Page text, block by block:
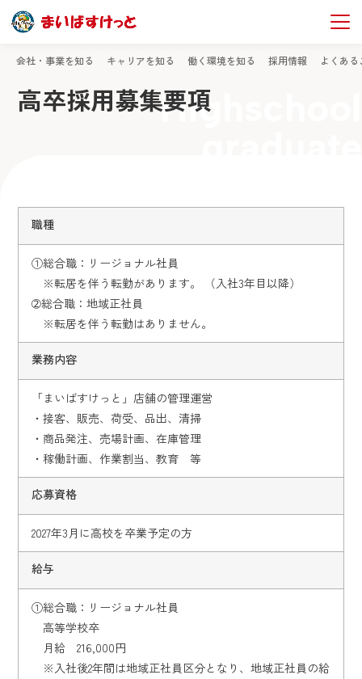
会社・事業を知る キャリアを知る 働く環境を知る 採用情報 よくあ
TOP 社員採用情報 高卒採用募集要項
高卒採用募集要項Highschool
職種
①総合職：リージョナル社員
※転居を伴う転勤があります。 （入社3年目以降）
➁総合職：地域正社員
※転居を伴う転勤はありません。
業務内容
「まいばすけっと」店舗の管理運営
・接客、販売、荷受、品出、清掃
・商品発注、売場計画、在庫管理
・稼働計画、作業割当、教育 等
応募資格
2027年3月に高校を卒業予定の方
給与
①総合職：リージョナル社員
高等学校卒
月給 216,000円
※入社後2年間は地域正社員区分となり、地域正社員の給